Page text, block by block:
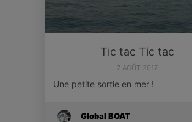
Tic tac Tic tac
7 AOÛT 2017
Une petite sortie en mer !
Global BOAT